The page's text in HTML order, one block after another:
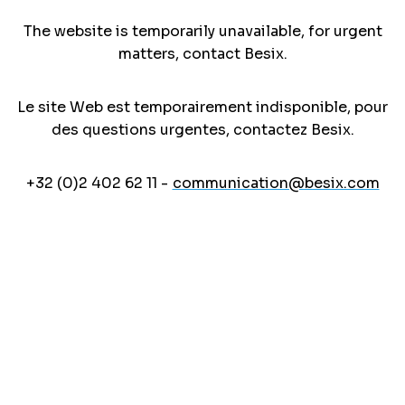
The website is temporarily unavailable, for urgent
matters, contact Besix.
Le site Web est temporairement indisponible, pour
des questions urgentes, contactez Besix.
+32 (0)2 402 62 11 - communication@besix.com